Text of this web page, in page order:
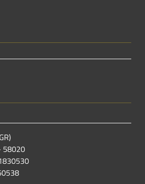
58020